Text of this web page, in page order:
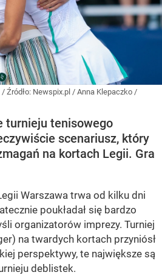
/ Źródło: Newspix.pl / Anna Klepaczko /
turnieju tenisowego
scenariusz, który
na kortach Legii. Gra
Warszawa trwa od kilku dni
poukładał się bardzo
organizatorów imprezy. Turniej
na twardych kortach przyniósł
perspektywy, te największe są
deblistek.